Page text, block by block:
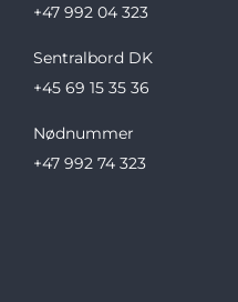
+47 992 04 323
Sentralbord DK
+45 69 15 35 36
Nødnummer
+47 992 74 323